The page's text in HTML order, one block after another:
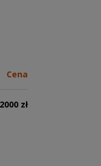
Cena
2000 zł